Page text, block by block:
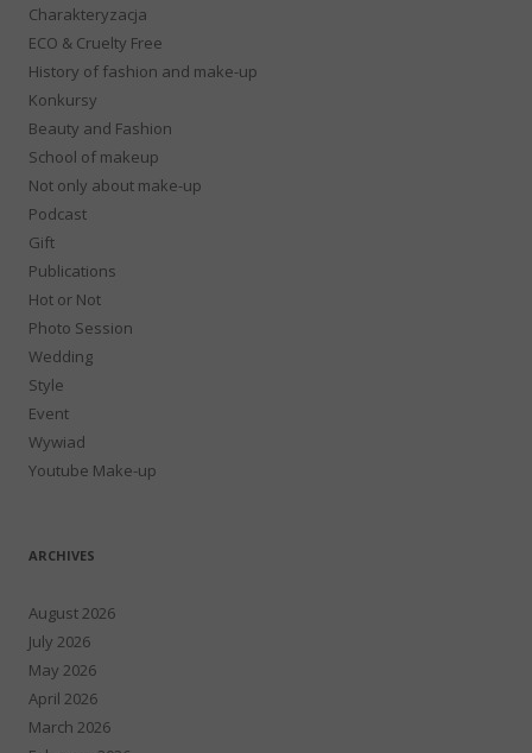
Charakteryzacja
ECO & Cruelty Free
History of fashion and make-up
Konkursy
Beauty and Fashion
School of makeup
Not only about make-up
Podcast
Gift
Publications
Hot or Not
Photo Session
Wedding
Style
Event
Wywiad
Youtube Make-up
ARCHIVES
August 2026
July 2026
May 2026
April 2026
March 2026